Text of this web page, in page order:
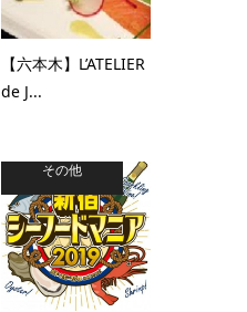
【六本木】L’ATELIER
de J...
その他